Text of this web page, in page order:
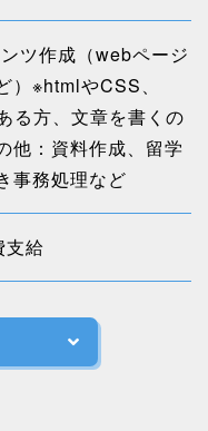
ツ作成（webページ
）※htmlやCSS、
る方、文章を書くの
：資料作成、留学
事務処理など
支給